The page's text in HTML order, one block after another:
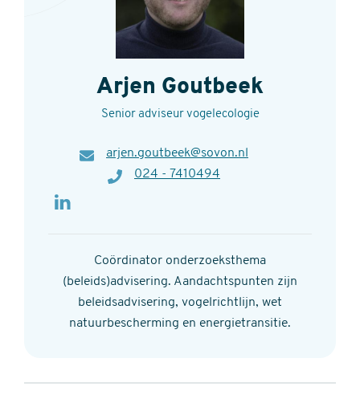
Arjen Goutbeek
Senior adviseur vogelecologie
E-
arjen.goutbeek@sovon.nl
Telefoon024 - 7410494
Coördinator onderzoeksthema
(beleids)advisering. Aandachtspunten zijn
beleidsadvisering, vogelrichtlijn, wet
natuurbescherming en energietransitie.